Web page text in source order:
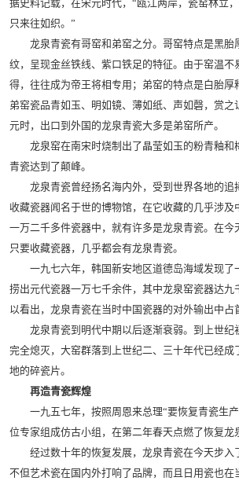
据史料记载，在宋元时代，“瓯江两岸，瓷窑林立
只来往如织。”
龙泉青瓷有哥窑和弟窑之分。哥窑特点是黑胎
纹，呈现金丝铁线、紫口铁足的特征。由于窑温不
得，往往成为帝王将相专用；弟窑的特点是白胎厚
弟窑瓷品青如玉、明如镜、薄如纸、声如磬，赏之
元时，出口到外国的龙泉青瓷大多是弟窑所产。
龙泉窑在南宋时烧制出了晶莹如玉的粉青釉和
青瓷达到了颠峰。
龙泉青瓷曾经扬名海内外，受到世界各地的追
收藏瓷器闻名于世的博物馆，在它收藏的几乎涉及
一万二千多件瓷器中，就有许多是龙泉青瓷。在今
只要收藏瓷器，几乎都会有龙泉青瓷。
一九七六年，韩国新安地区道德岛海域发现了
捞出元代瓷器一万七千余件，其中龙泉窑瓷器达九
以看出，龙泉青瓷在当时中国瓷器的对外输出中占
龙泉青瓷到明代中期以后逐渐衰弱。到上世纪
完全熄灭，大窑群落到上世纪二、三十年代已经成
地的碎瓷片。
再造青瓷辉煌
一九五七年，按照周恩来总理“要恢复青瓷生产
位专家组成仿古小组，在第二年春天点燃了恢复龙
经过数十年的恢复发展，龙泉青瓷在今天步入
不但艺术瓷在国内外打响了品牌，而且日用瓷也在